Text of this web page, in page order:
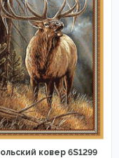
ковер 6S1299